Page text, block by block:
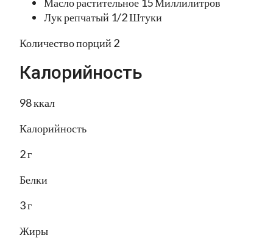
Лук репчатый 1/2 Штуки
Количество порций 2
Калорийность
98 ккал
Калорийность
2 г
Белки
3 г
Жиры